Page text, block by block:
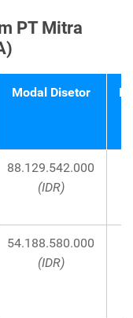
PT Mitra
Modal Disetor
88.129.542.000
(IDR)
54.188.580.000
(IDR)